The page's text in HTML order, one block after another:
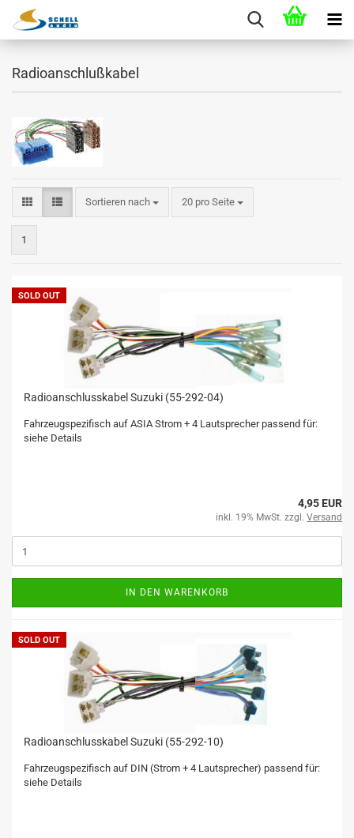
Radioanschlußkabel
Sortieren nach 20 pro Seite
1
SOLD OUT
Radioanschlusskabel Suzuki (55-292-04)
Fahrzeugspezifisch auf ASIA Strom + 4 Lautsprecher passend für:
siehe Details
4,95 EUR
inkl. 19% MwSt. zzgl. Versand
IN DEN WARENKORB
SOLD OUT
Radioanschlusskabel Suzuki (55-292-10)
Fahrzeugspezifisch auf DIN (Strom + 4 Lautsprecher) passend für:
siehe Details